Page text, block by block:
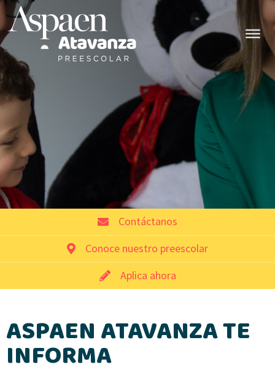
Contáctanos
Conoce nuestro preescolar
Aplica ahora
ASPAEN ATAVANZA TE
INFORMA